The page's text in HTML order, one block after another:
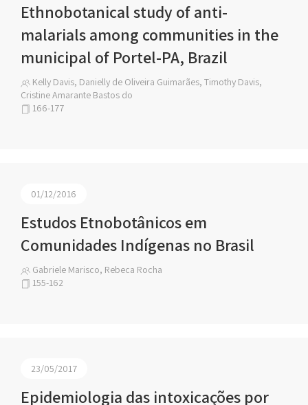
Ethnobotanical study of anti-
malarials among communities in the
municipal of Portel-PA, Brazil
Kelly Davis, Danielly de Oliveira Guimarães, Timothy Davis,
Cristine Amarante Bastos do
166-177
01/12/2016
Estudos Etnobotânicos em
Comunidades Indígenas no Brasil
Gabriele Marisco, Rebeca Rocha
155-162
23/05/2017
Epidemiologia das intoxicações por